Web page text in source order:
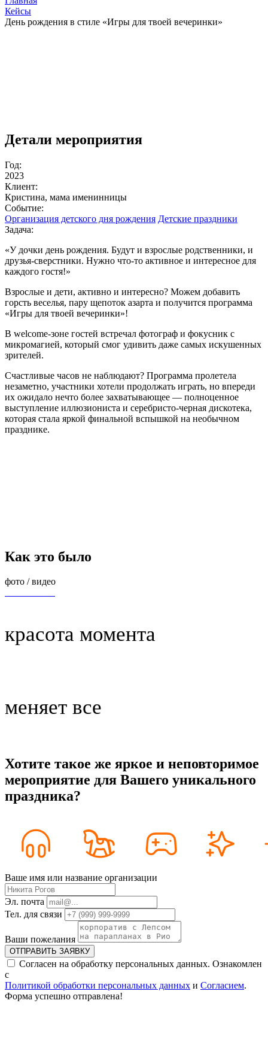
Кейсы
День рождения в стиле «Игры для твоей вечеринки»
Детали мероприятия
Год:
2023
Клиент:
Кристина, мама именинницы
Событие:
Организация детского дня рождения Детские праздники
Задача:
«У дочки день рождения. Будут и взрослые родственники, и
друзья-сверстники. Нужно что-то активное и интересное для
каждого гостя!»
Взрослые и дети, активно и интересно? Можем добавить
горсть веселья, пару щепоток азарта и получится программа
«Игры для твоей вечеринки»!
В welcome-зоне гостей встречал фотограф и фокусник с
микромагией, который смог удивить даже самых искушенных
зрителей.
Счастливые часов не наблюдают? Программа пролетела
незаметно, участники хотели продолжать играть, но впереди
их ожидало нечто более захватывающее — полноценное
выступление иллюзиониста и серебристо-черная дискотека,
которая стала яркой финальной вспышкой на необычном
празднике.
Как это было
фото / видео
красота момента
меняет все
Хотите такое же яркое и неповторимое
мероприятие для Вашего уникального
праздника?
Ваше имя или название организации
Эл. почта
Тел. для связи
Ваши пожелания
ОТПРАВИТЬ ЗАЯВКУ
Согласен на обработку персональных данных. Ознакомлен
с
Политикой обработки персональных данных и Согласием.
Форма успешно отправлена!